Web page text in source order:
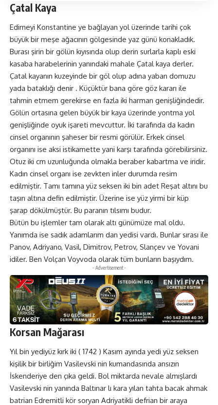
Çatal Kaya
Edirneyi Konstantine ye bağlayan yol üzerinde tarihi çok
büyük bir meşe ağacının gölgesinde yaz günü konakladık.
Burası şirin bir gölün kıyısında olup derin surlarla kaplı eski
kasaba harabelerinin yanındaki mahale Çatal kaya derler.
Çatal kayanın kuzeyinde bir göl olup adına yaban domuzu
yada bataklığı denir . Küçüktür bana göre göz kararı ile
tahmin etmem gerekirse en fazla iki harman genişliğindedir.
Gölün ortasına gelen büyük bir kaya üzerinde yontma yol
genişliğinde oyuk işareti mevcuttur. İki tarafında da kadın
cinsel organının şaheser bir resmi görülür. Erkek cinsel
organını ise aksi istikamette yani karşı tarafında görebilirsiniz.
Otuz iki cm uzunluğunda olmakla beraber kabartma ve iridir.
Kadın cinsel organı ise zevkten inler durumda resim
edilmiştir. Tamı tamına yüz seksen iki bin adet Reşat altını bu
taşın altına defin edilmiştir. Üzerine ise yüz yirmi bir küp
şarap dökülmüştür. Bu paranın tılsımı budur.
Bütün bu işlemler tam olarak altı günümüze mal oldu.
Yanımda ise sadık adamlarım dan yedisi vardı. Bunlar sırası ile
Panov, Adriyano, Vasil, Dimitrov, Petrov, Slançev ve Yovani
idiler. Ben Volçan Voyvoda olarak tüm bunların başıydım.
- Advertisement -
Korsan Mağarası
Yıl bin yediyüz kırk iki ( 1742 ) Kasım ayında yedi yüz seksen
kişilik bir birliğim Vasilevski nin kumandasında ansızın
İskenderiye den çıka geldi. Bol miktarda nevale almışlardı
Vasilevski nin yanında Baltınar lı kara yılan tahta bacak ahmak
batrian Edremitli kör soryan Adriyatikli defrian bir araya